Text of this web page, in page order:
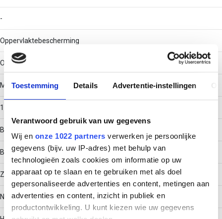
Toestemming Details Advertentie-instellingen
Verantwoord gebruik van uw gegevens
Wij en onze 1022 partners verwerken je persoonlijke
gegevens (bijv. uw IP-adres) met behulp van
technologieën zoals cookies om informatie op uw
apparaat op te slaan en te gebruiken met als doel
gepersonaliseerde advertenties en content, metingen aan
advertenties en content, inzicht in publiek en
productontwikkeling. U kunt kiezen wie uw gegevens
-
Oppervlaktebescherming
Overig
Materiaaldikte
1
Bouwvorm
Bocht star
Zijperforatie
Nee